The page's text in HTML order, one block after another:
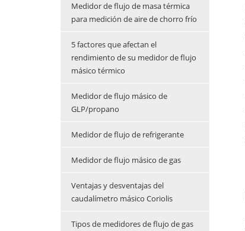
Medidor de flujo de masa térmica
para medición de aire de chorro frío
5 factores que afectan el
rendimiento de su medidor de flujo
másico térmico
Medidor de flujo másico de
GLP/propano
Medidor de flujo de refrigerante
Medidor de flujo másico de gas
Ventajas y desventajas del
caudalímetro másico Coriolis
Tipos de medidores de flujo de gas